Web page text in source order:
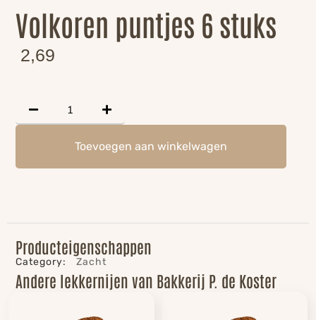
Volkoren puntjes 6 stuks
2,69
Toevoegen aan winkelwagen
Producteigenschappen
Category: Zacht
Andere lekkernijen van Bakkerij P. de Koster